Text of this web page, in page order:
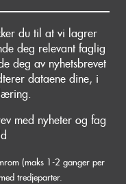
du til at vi lagrer
deg relevant faglig
deg av nyhetsbrevet
dataene dine, i
med nyheter og fag
(maks 1-2 ganger per
tredjeparter.